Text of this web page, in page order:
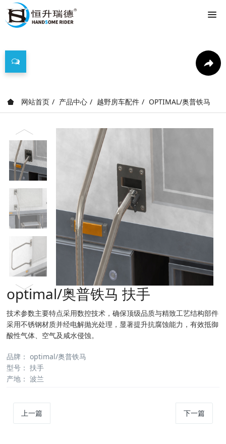
网站首页 产品中心 越野房车配件 OPTIMAL/奥普铁马
optimal/奥普铁马 扶手
技术参数主要特点采用数控技术，确保顶级品质与精致工艺结构部件
采用不锈钢材质并经电解抛光处理，显著提升抗腐蚀能力，有效抵御
酸性气体、空气及咸水侵蚀。
品牌： optimal/奥普铁马
型号： 扶手
产地： 波兰
上一篇 下一篇